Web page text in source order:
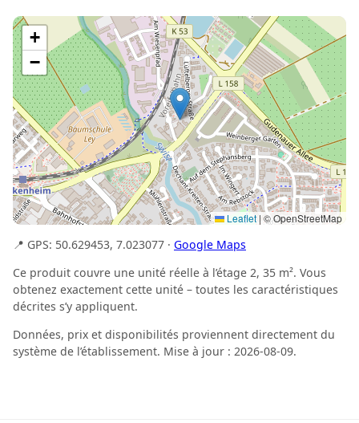
+
−
Leaflet | © OpenStreetMap
📍 GPS: 50.629453, 7.023077 · Google Maps
Ce produit couvre une unité réelle à l’étage 2, 35 m². Vous
obtenez exactement cette unité – toutes les caractéristiques
décrites s’y appliquent.
Données, prix et disponibilités proviennent directement du
système de l’établissement. Mise à jour : 2026-08-09.